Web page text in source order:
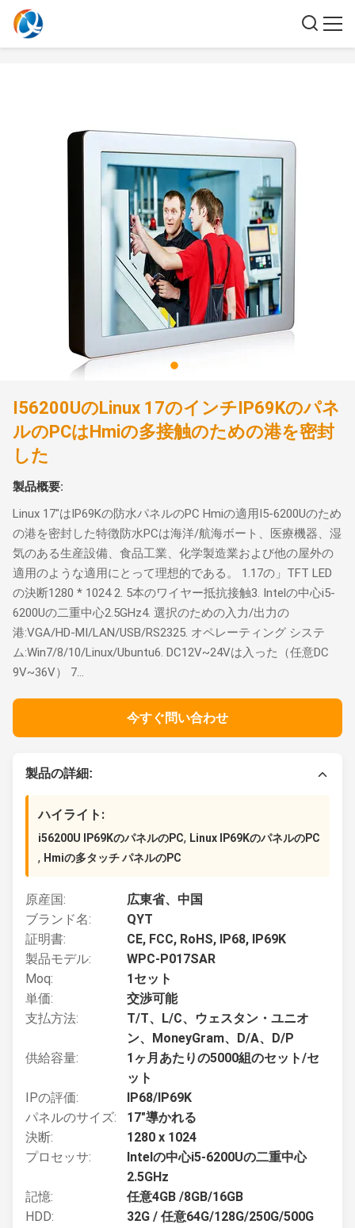
I56200UのLinux 17のインチIP69Kのパネ
ルのPCはHmiの多接触のための港を密封
した
製品概要:
Linux 17"はIP69Kの防水パネルのPC Hmiの適用I5-6200Uのため
の港を密封した特徴防水PCは海洋/航海ボート、医療機器、湿
気のある生産設備、食品工業、化学製造業および他の屋外の
適用のような適用にとって理想的である。 1.17の」TFT LED
の決断1280 * 1024 2. 5本のワイヤー抵抗接触3. Intelの中心i5-
6200Uの二重中心2.5GHz4. 選択のための入力/出力の
港:VGA/HD-MI/LAN/USB/RS2325. オペレーティング システ
ム:Win7/8/10/Linux/Ubuntu6. DC12V~24Vは入った（任意DC
9V~36V） 7...
今すぐ問い合わせ
製品の詳細:
ハイライト:
i56200U IP69KのパネルのPC, Linux IP69KのパネルのPC
, Hmiの多タッチ パネルのPC
原産国:
広東省、中国
ブランド名:
QYT
証明書:
CE, FCC, RoHS, IP68, IP69K
製品モデル:
WPC-P017SAR
Moq:
1セット
単価:
交渉可能
支払方法:
T/T、L/C、ウェスタン・ユニオ
ン、MoneyGram、D/A、D/P
供給容量:
1ヶ月あたりの5000組のセット/セ
ット
IPの評価:
IP68/IP69K
パネルのサイズ:
17"導かれる
決断:
1280 x 1024
プロセッサ:
Intelの中心i5-6200Uの二重中心
2.5GHz
記憶:
任意4GB /8GB/16GB
HDD:
32G / 任意64G/128G/250G/500G